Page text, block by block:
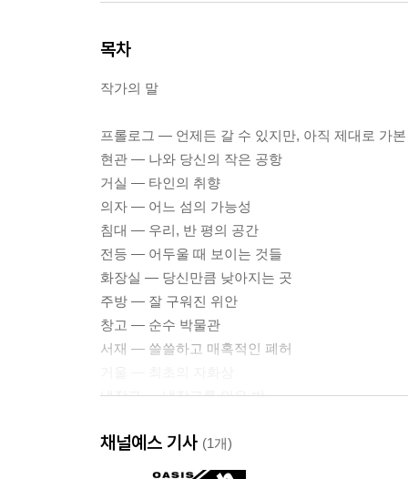
목차
작가의 말
프롤로그 ― 언제든 갈 수 있지만, 아직 제대로 가
현관 ― 나와 당신의 작은 공항
거실 ― 타인의 취향
의자 ― 어느 섬의 가능성
침대 ― 우리, 반 평의 공간
전등 ― 어두울 때 보이는 것들
화장실 ― 당신만큼 낮아지는 곳
주방 ― 잘 구워진 위안
창고 ― 순수 박물관
서재 ― 쓸쓸하고 매혹적인 폐허
냉장고 ― 냉장고를 안은 밤
에필로그 ― 매일 떠나는 여행
채널예스 기사 (1개)